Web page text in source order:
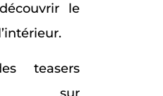
le
teasers
sur